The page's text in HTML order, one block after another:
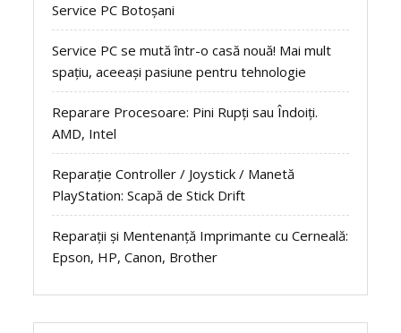
Service PC Botoșani
Service PC se mută într-o casă nouă! Mai mult
spațiu, aceeași pasiune pentru tehnologie
Reparare Procesoare: Pini Rupți sau Îndoiți.
AMD, Intel
Reparație Controller / Joystick / Manetă
PlayStation: Scapă de Stick Drift
Reparații și Mentenanță Imprimante cu Cerneală:
Epson, HP, Canon, Brother